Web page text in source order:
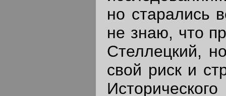
но старались
не знаю, что
Стеллецкий,
свой риск и